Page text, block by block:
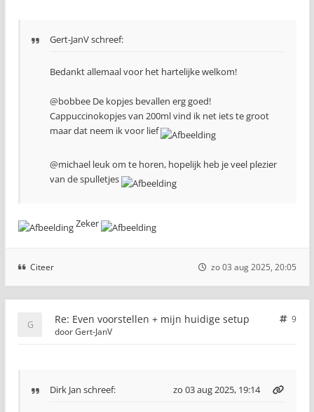
Gert-JanV schreef:
Bedankt allemaal voor het hartelijke welkom!
@bobbee De kopjes bevallen erg goed!
Cappuccinokopjes van 200ml vind ik net iets te groot
maar dat neem ik voor lief
@michael leuk om te horen, hopelijk heb je veel plezier
van de spulletjes
Zeker
Citeer zo 03 aug 2025, 20:05
Re: Even voorstellen + mijn huidige setup
9
doorGert-JanV
Dirk Jan schreef: zo 03 aug 2025, 19:14